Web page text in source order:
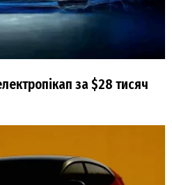
за $28 тисяч